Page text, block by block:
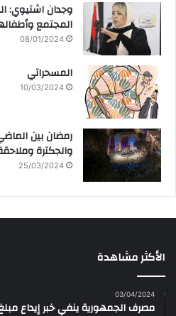
وجدان اشتيوي:
المجتمع
08/01/2024
المسحراتي
10/03/2024
رمضان بين
والجكترة
25/03/2024
الأكثر مشاهدة
03/04/2024
مصرف الجمهورية ينفي خبر إيداع